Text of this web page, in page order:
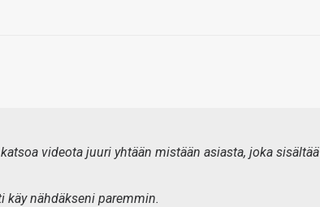
videota juuri yhtään mistään asiasta, joka sisältää
nähdäkseni paremmin.